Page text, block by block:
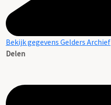
Bekijk gegevens Gelders Archief
Delen